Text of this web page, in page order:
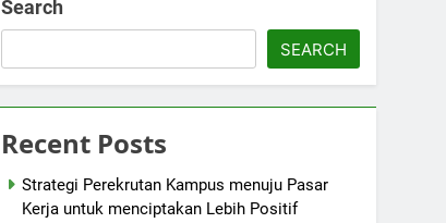
Search
SEARCH
Recent Posts
Strategi Perekrutan Kampus menuju Pasar
Kerja untuk menciptakan Lebih Positif